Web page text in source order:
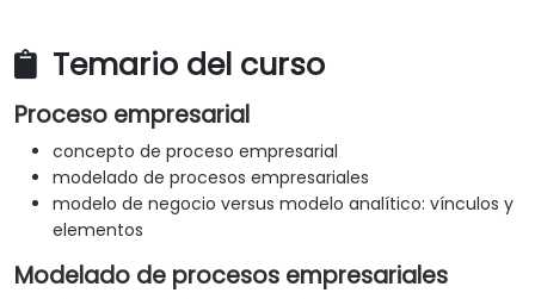
conocimiento teórico como habilidades prácticas en
utilizando la notación UML.
Temario del curso
Proceso empresarial
concepto de proceso empresarial
modelado de procesos empresariales
modelo de negocio versus modelo analítico: vínculos y
elementos
Modelado de procesos empresariales